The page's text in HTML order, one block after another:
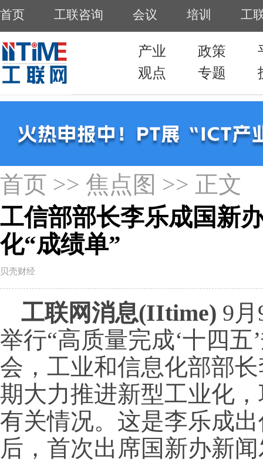
首页 >> 焦点图 >> 正文
工信部部长李乐成国新
化“成绩单”
贝壳财经
工联网消息(IItime) 9
举行“高质量完成‘十四
会，工业和信息化部部
期大力推进新型工业化
有关情况。这是李乐成
后，首次出席国新办新